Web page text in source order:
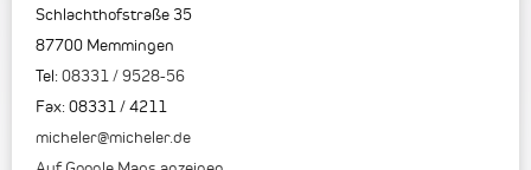
Schlachthofstraße 35
87700 Memmingen
Tel: 08331 / 9528-56
Fax: 08331 / 4211
micheler@micheler.de